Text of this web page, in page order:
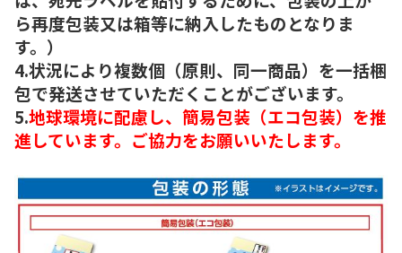
ら再度包装又は箱等に納入したものとなりま
す。）
4.状況により複数個（原則、同一商品）を一括梱
包で発送させていただくことがございます。
5.地球環境に配慮し、簡易包装（エコ包装）を推
進しています。ご協力をお願いいたします。